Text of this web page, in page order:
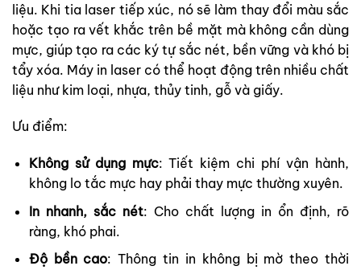
liệu. Khi tia laser tiếp xúc, nó sẽ làm thay đổi màu sắc
hoặc tạo ra vết khắc trên bề mặt mà không cần dùng
mực, giúp tạo ra các ký tự sắc nét, bền vững và khó bị
tẩy xóa. Máy in laser có thể hoạt động trên nhiều chất
liệu như kim loại, nhựa, thủy tinh, gỗ và giấy.
Ưu điểm:
Không sử dụng mực: Tiết kiệm chi phí vận hành,
không lo tắc mực hay phải thay mực thường xuyên.
In nhanh, sắc nét: Cho chất lượng in ổn định, rõ
ràng, khó phai.
Độ bền cao: Thông tin in không bị mờ theo thời